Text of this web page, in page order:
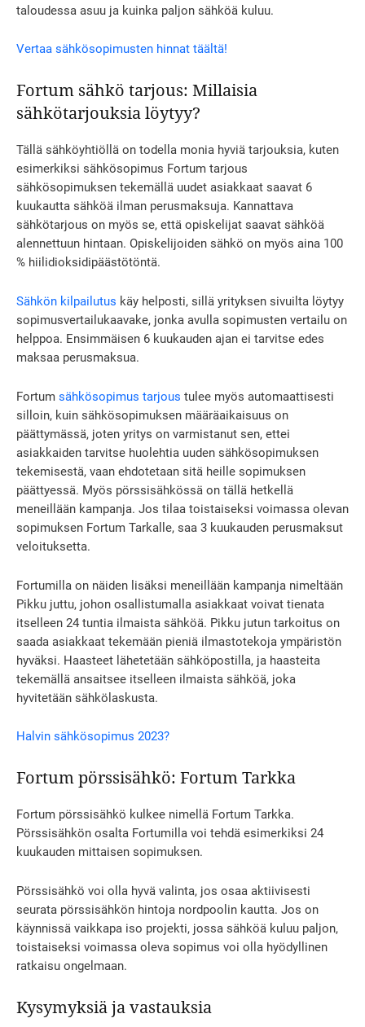
taloudessa asuu ja kuinka paljon sähköä kuluu.
Vertaa sähkösopimusten hinnat täältä!
Fortum sähkö tarjous: Millaisia
sähkötarjouksia löytyy?
Tällä sähköyhtiöllä on todella monia hyviä tarjouksia, kuten
esimerkiksi sähkösopimus Fortum tarjous
sähkösopimuksen tekemällä uudet asiakkaat saavat 6
kuukautta sähköä ilman perusmaksuja. Kannattava
sähkötarjous on myös se, että opiskelijat saavat sähköä
alennettuun hintaan. Opiskelijoiden sähkö on myös aina 100
% hiilidioksidipäästötöntä.
Sähkön kilpailutus käy helposti, sillä yrityksen sivuilta löytyy
sopimusvertailukaavake, jonka avulla sopimusten vertailu on
helppoa. Ensimmäisen 6 kuukauden ajan ei tarvitse edes
maksaa perusmaksua.
Fortum sähkösopimus tarjous tulee myös automaattisesti
silloin, kuin sähkösopimuksen määräaikaisuus on
päättymässä, joten yritys on varmistanut sen, ettei
asiakkaiden tarvitse huolehtia uuden sähkösopimuksen
tekemisestä, vaan ehdotetaan sitä heille sopimuksen
päättyessä. Myös pörssisähkössä on tällä hetkellä
meneillään kampanja. Jos tilaa toistaiseksi voimassa olevan
sopimuksen Fortum Tarkalle, saa 3 kuukauden perusmaksut
veloituksetta.
Fortumilla on näiden lisäksi meneillään kampanja nimeltään
Pikku juttu, johon osallistumalla asiakkaat voivat tienata
itselleen 24 tuntia ilmaista sähköä. Pikku jutun tarkoitus on
saada asiakkaat tekemään pieniä ilmastotekoja ympäristön
hyväksi. Haasteet lähetetään sähköpostilla, ja haasteita
tekemällä ansaitsee itselleen ilmaista sähköä, joka
hyvitetään sähkölaskusta.
Halvin sähkösopimus 2023?
Fortum pörssisähkö: Fortum Tarkka
Fortum pörssisähkö kulkee nimellä Fortum Tarkka.
Pörssisähkön osalta Fortumilla voi tehdä esimerkiksi 24
kuukauden mittaisen sopimuksen.
Pörssisähkö voi olla hyvä valinta, jos osaa aktiivisesti
seurata pörssisähkön hintoja nordpoolin kautta. Jos on
käynnissä vaikkapa iso projekti, jossa sähköä kuluu paljon,
toistaiseksi voimassa oleva sopimus voi olla hyödyllinen
ratkaisu ongelmaan.
Kysymyksiä ja vastauksia